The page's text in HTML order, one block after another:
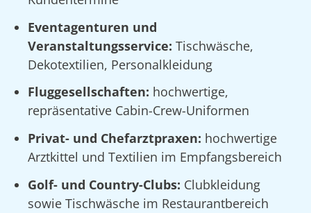
Eventagenturen und
Veranstaltungsservice: Tischwäsche,
Dekotextilien, Personalkleidung
Fluggesellschaften: hochwertige,
repräsentative Cabin-Crew-Uniformen
Privat- und Chefarztpraxen: hochwertige
Arztkittel und Textilien im Empfangsbereich
Golf- und Country-Clubs: Clubkleidung
sowie Tischwäsche im Restaurantbereich